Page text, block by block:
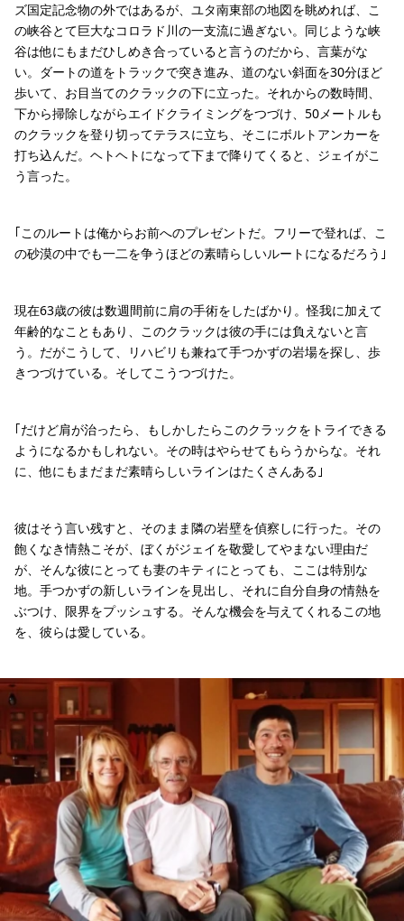
ズ国定記念物の外ではあるが、ユタ南東部の地図を眺めれば、こ
の峡谷とて巨大なコロラド川の一支流に過ぎない。同じような峡
谷は他にもまだひしめき合っていると言うのだから、言葉がな
い。ダートの道をトラックで突き進み、道のない斜面を30分ほど
歩いて、お目当てのクラックの下に立った。それからの数時間、
下から掃除しながらエイドクライミングをつづけ、50メートルも
のクラックを登り切ってテラスに立ち、そこにボルトアンカーを
打ち込んだ。ヘトヘトになって下まで降りてくると、ジェイがこ
う言った。
｢このルートは俺からお前へのプレゼントだ。フリーで登れば、こ
の砂漠の中でも一二を争うほどの素晴らしいルートになるだろう｣
現在63歳の彼は数週間前に肩の手術をしたばかり。怪我に加えて
年齢的なこともあり、このクラックは彼の手には負えないと言
う。だがこうして、リハビリも兼ねて手つかずの岩場を探し、歩
きつづけている。そしてこうつづけた。
｢だけど肩が治ったら、もしかしたらこのクラックをトライできる
ようになるかもしれない。その時はやらせてもらうからな。それ
に、他にもまだまだ素晴らしいラインはたくさんある｣
彼はそう言い残すと、そのまま隣の岩壁を偵察しに行った。その
飽くなき情熱こそが、ぼくがジェイを敬愛してやまない理由だ
が、そんな彼にとっても妻のキティにとっても、ここは特別な
地。手つかずの新しいラインを見出し、それに自分自身の情熱を
ぶつけ、限界をプッシュする。そんな機会を与えてくれるこの地
を、彼らは愛している。